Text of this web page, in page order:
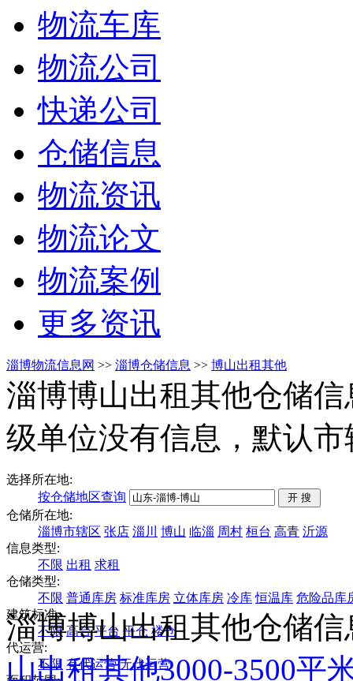
物流车库
物流公司
快递公司
仓储信息
物流资讯
物流论文
物流案例
更多资讯
淄博物流信息网 >> 淄博仓储信息 >> 博山出租其他
淄博博山出租其他仓储信
级单位没有信息，默认
选择所在地:
按仓储地区查询
仓储所在地:
淄博市辖区 张店 淄川 博山 临淄 周村 桓台 高青 沂源
信息类型:
不限 出租 求租
仓储类型:
不限 普通库房 标准库房 立体库房 冷库 恒温库 危险品库
建筑标准:
不限 高台 平台 平仓 楼仓
代运营:
不限 有代运营 无代运营
淄博博山出租其他仓储信
山出租其他3000-3500平